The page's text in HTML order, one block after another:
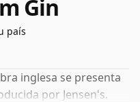
Gin
país
inglesa se presenta
por Jensen's.